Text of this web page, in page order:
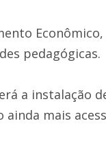
pedagógicas.
a instalação
mais